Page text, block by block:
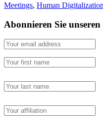
Meetings, Human Digitalization
Abonnieren Sie unseren